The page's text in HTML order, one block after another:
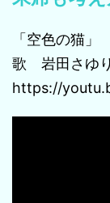
「空色の猫
歌 岩田さゆ
https://